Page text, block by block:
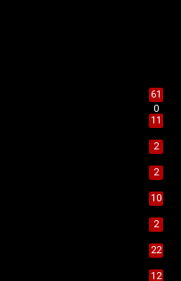
61
0
11
2
2
10
2
22
12